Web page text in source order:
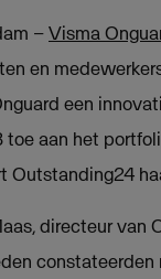
–Visma
en
een
toe aan het
Outstanding24
directeur van